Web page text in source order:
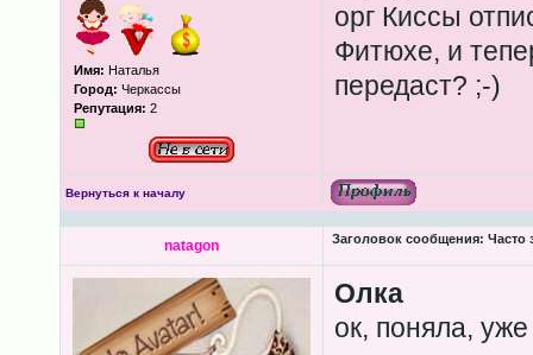
Имя: Наталья
Город: Черкассы
Репутация: 2
орг Киссы
Фитюхе, и
передаст? ;-)
Вернуться к началу
natagon Заголовок сообщения: Часто
Олка
ок, поняла,